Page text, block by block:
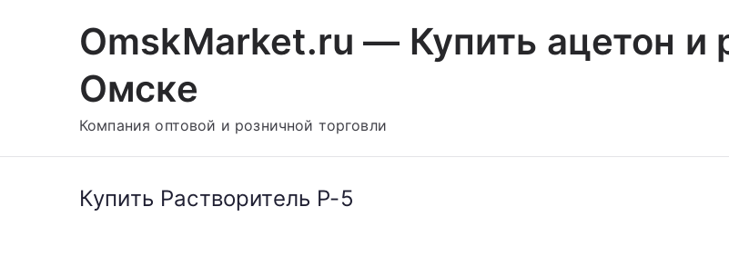
OmskMarket.ru — Купить ацетон и
Омске
Компания оптовой и розничной торговли
Купить Растворитель Р-5